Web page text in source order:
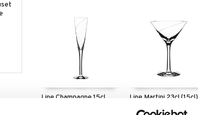
Line Champagne 15cl Line Martini 23cl (15cl)